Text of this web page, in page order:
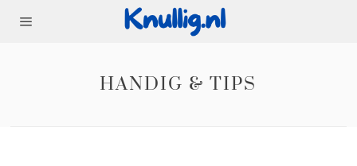
HANDIG & TIPS